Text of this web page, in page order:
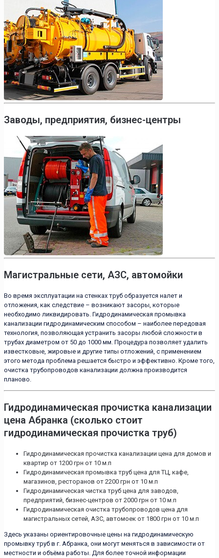
Заводы, предприятия, бизнес-центры
Магистральные сети, АЗС, автомойки
Во время эксплуатации на стенках труб образуется налет и
отложения, как следствие – возникают засоры, которые
необходимо ликвидировать. Гидродинамическая промывка
канализации гидродинамическим способом – наиболее передовая
технология, позволяющая устранить засоры любой сложности в
трубах диаметром от 50 до 1000 мм. Процедура позволяет удалить
известковые, жировые и другие типы отложений, с применением
этого метода проблема решается быстро и эффективно. Кроме того,
очистка трубопроводов канализации должна производится
планово.
Гидродинамическая прочистка канализации
цена Абранка (сколько стоит
гидродинамическая прочистка труб)
Гидродинамическая прочистка канализации цена для домов и
квартир от 1200 грн от 10 м.п
Гидродинамическая промывка труб цена для ТЦ, кафе,
магазинов, ресторанов от 2200 грн от 10 м.п
Гидродинамическая чистка труб цена для заводов,
предприятий, бизнес-центров от 2000 грн от 10 м.п
Гидродинамическая очистка трубопроводов цена для
магистральных сетей, АЗС, автомоек от 1800 грн от 10 м.п
Здесь указаны ориентировочные цены на гидродинамическую
промывку труб в г. Абранка, они могут меняться в зависимости от
местности и объёма работы. Для более точной информации